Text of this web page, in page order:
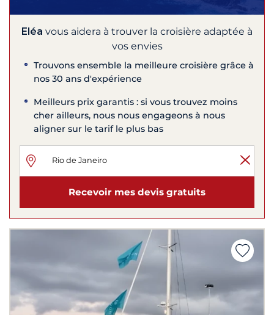
Eléa vous aidera à trouver la croisière adaptée à
vos envies
Trouvons ensemble la meilleure croisière grâce à
nos 30 ans d'expérience
Meilleurs prix garantis : si vous trouvez moins
cher ailleurs, nous nous engageons à nous
aligner sur le tarif le plus bas
Recevoir mes devis gratuits